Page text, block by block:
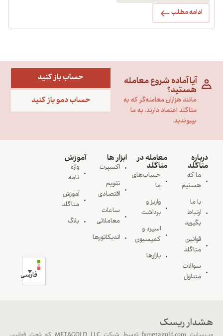
ادامه مطلب
آیا آماده شروع معامله
هستید؟
مانند هزاران معامله‌گر که به
متاگلد اعتماد دارند، به ما
بپیوندید.
حساب باز کنید
حساب دمو باز کنید
درباره
متاگلد
ما که
هستیم
با ما
ارتباط
بگیرید
قوانین
متاگلد
سوالات
متداول
معامله در
متاگلد
حساب‌های
ما
واریز و
برداشت
اسپرد و
کمیسیون
بازارها
ابزار ها
اکسپرت
تقویم
اقتصادی
ساعات
معاملاتی
اندیکاتورها
آموزش
واژه
نامه
آموزش
متاگلد
بلاگ
فارسی
هشدار ریسک